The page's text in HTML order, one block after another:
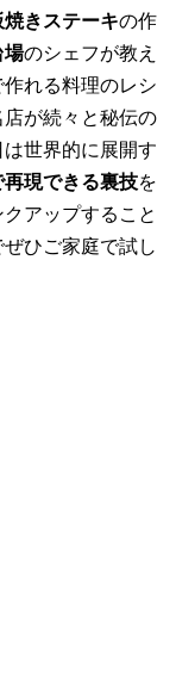
焼きステーキの作
場のシェフが教え
れる料理のレシ
が続々と秘伝の
世界的に展開す
現できる裏技を
アップすること
ひご家庭で試し